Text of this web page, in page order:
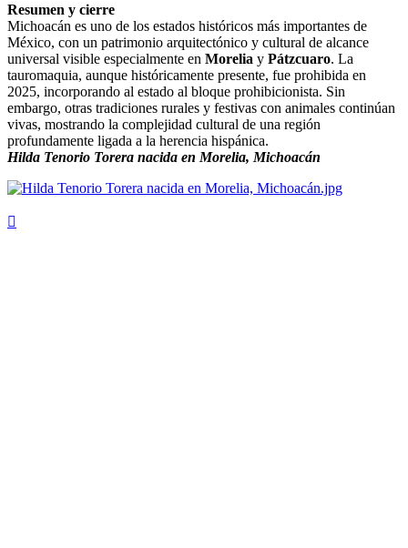
Resumen y cierre
Michoacán es uno de los estados históricos más importantes de
México, con un patrimonio arquitectónico y cultural de alcance
universal visible especialmente en Morelia y Pátzcuaro. La
tauromaquia, aunque históricamente presente, fue prohibida en
2025, incorporando al estado al bloque prohibicionista. Sin
embargo, otras tradiciones rurales y festivas con animales continúan
vivas, mostrando la complejidad cultural de una región
profundamente ligada a la herencia hispánica.
Hilda Tenorio Torera nacida en Morelia, Michoacán